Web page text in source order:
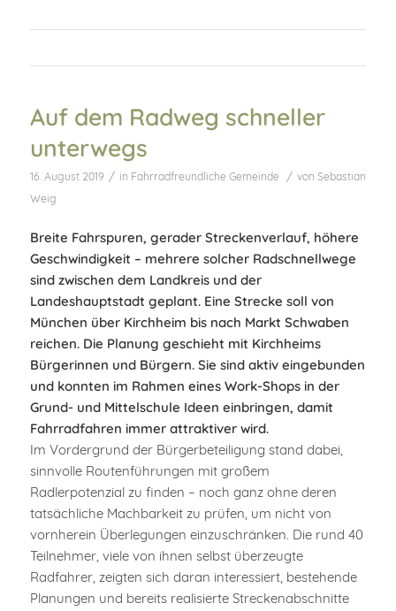
Auf dem Radweg schneller
unterwegs
16. August 2019 / in Fahrradfreundliche Gemeinde / von Sebastian
Weig
Breite Fahrspuren, gerader Streckenverlauf, höhere
Geschwindigkeit – mehrere solcher Radschnellwege
sind zwischen dem Landkreis und der
Landeshauptstadt geplant. Eine Strecke soll von
München über Kirchheim bis nach Markt Schwaben
reichen. Die Planung geschieht mit Kirchheims
Bürgerinnen und Bürgern. Sie sind aktiv eingebunden
und konnten im Rahmen eines Work-Shops in der
Grund- und Mittelschule Ideen einbringen, damit
Fahrradfahren immer attraktiver wird.
Im Vordergrund der Bürgerbeteiligung stand dabei,
sinnvolle Routenführungen mit großem
Radlerpotenzial zu finden – noch ganz ohne deren
tatsächliche Machbarkeit zu prüfen, um nicht von
vornherein Überlegungen einzuschränken. Die rund 40
Teilnehmer, viele von ihnen selbst überzeugte
Radfahrer, zeigten sich daran interessiert, bestehende
Planungen und bereits realisierte Streckenabschnitte